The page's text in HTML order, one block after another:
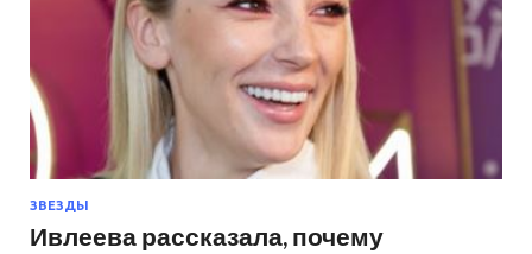
ЗВЕЗДЫ
Ивлеева рассказала, почему